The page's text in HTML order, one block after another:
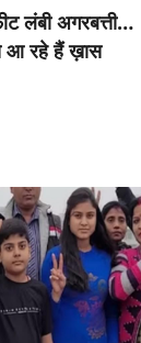
लंबी अगरबत्ती…
आ रहे हैं ख़ास